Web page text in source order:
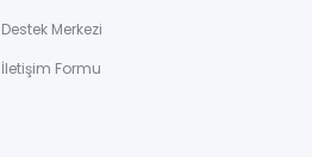
Destek Merkezi
İletişim Formu